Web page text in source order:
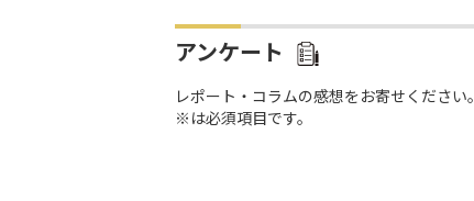
アンケート
レポート・コラムの感想をお寄せくださ
※は必須項目です。